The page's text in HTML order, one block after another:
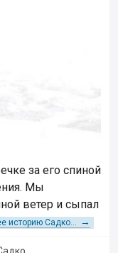
за его спиной
Мы
ветер и сыпал
историю Садко... →